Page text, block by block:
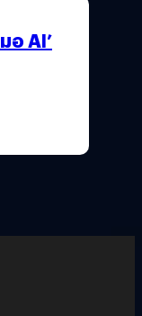
อ AI’